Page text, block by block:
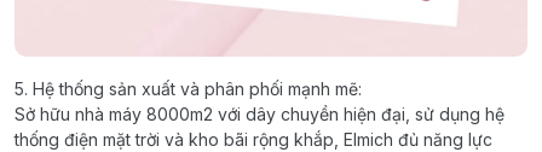
5. Hệ thống sản xuất và phân phối mạnh mẽ:
Sở hữu nhà máy 8000m2 với dây chuyền hiện đại, sử dụng hệ
thống điện mặt trời và kho bãi rộng khắp, Elmich đủ năng lực